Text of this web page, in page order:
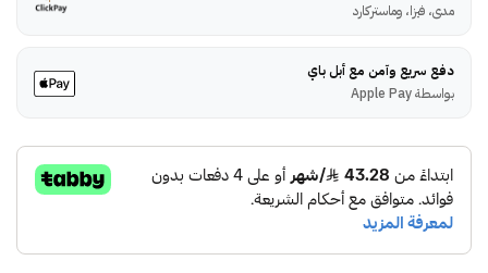
مدى، فيزا، وماستركارد
دفع سريع وآمن مع أبل باي
بواسطة Apple Pay